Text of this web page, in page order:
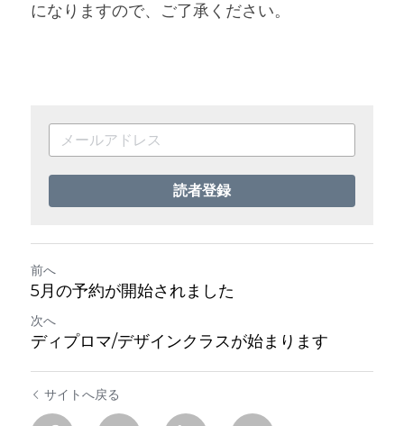
になりますので、ご了承ください。
読者登録
前へ
5月の予約が開始されました
次へ
ディプロマ/デザインクラスが始まります
サイトへ戻る